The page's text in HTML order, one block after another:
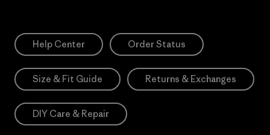
Help Center Order Status
Size & Fit Guide Returns & Exchanges
DIY Care & Repair